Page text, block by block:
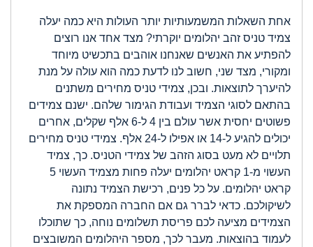
אחת השאלות המשמעותיות יותר העולות היא כמה יעלה
צמיד טניס זהב יהלומים יוקרתי? מצד אחד אנו רוצים
להפתיע את האנשים שאנחנו אוהבים בתכשיט מיוחד
ומקורי, מצד שני, חשוב לנו לדעת כמה הוא עולה על מנת
להיערך לתוצאות. ובכן, צמידי טניס מחירים משתנים
בהתאם לסוגי הצמיד ועבודת הגימור שלהם. ישנם צמידים
פשוטים יחסית אשר עולם בין 4 ל-6 אלף שקלים, אחרים
יכולים להגיע ל-14 או אפילו ל-24 אלף. צמידי טניס מחירים
תלויים לא מעט בסוג הזהב של צמידי הטניס. כך, צמיד
העשוי מ-1 קראט יהלומים יעלה פחות מצמיד העשוי 5
קראט יהלומים. על כל פנים, רכישת הצמיד נתונה
לשיקולכם. כדאי לברר גם אם החברה המספקת את
הצמידים מציעה לכם פריסת תשלומים נוחה, כך שתוכלו
לעמוד בהוצאות. מעבר לכך, מספר היהלומים המשובצים